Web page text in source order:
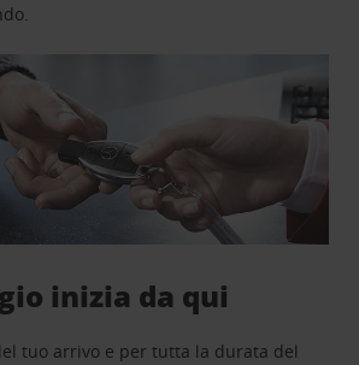
inizia da qui
tuo arrivo e per tutta la durata del